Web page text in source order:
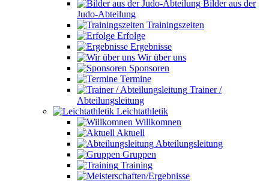
Bilder aus der
Judo-Abteilung
Trainingszeiten
Erfolge
Ergebnisse
Wir über uns
Sponsoren
Termine
Trainer /
Abteilungsleitung
Leichtathletik
Willkomnen
Aktuell
Abteilungsleitung
Gruppen
Training